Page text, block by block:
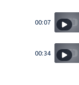
00:07
00:34